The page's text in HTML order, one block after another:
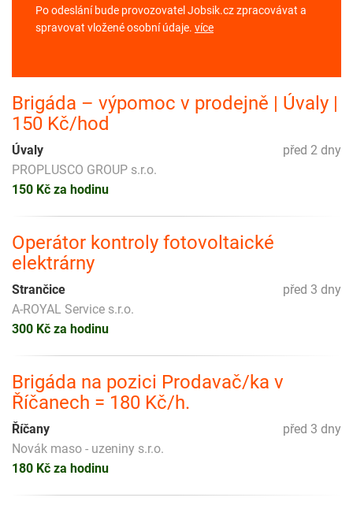
Po odeslání bude provozovatel Jobsik.cz zpracovávat a
spravovat vložené osobní údaje. více
Brigáda – výpomoc v prodejně | Úvaly |
150 Kč/hod
před 2 dny
Úvaly
PROPLUSCO GROUP s.r.o.
150 Kč za hodinu
Operátor kontroly fotovoltaické
elektrárny
před 3 dny
Strančice
A-ROYAL Service s.r.o.
300 Kč za hodinu
Brigáda na pozici Prodavač/ka v
Říčanech = 180 Kč/h.
před 3 dny
Říčany
Novák maso - uzeniny s.r.o.
180 Kč za hodinu